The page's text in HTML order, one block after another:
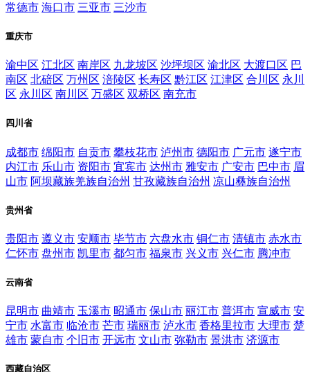
常德市 海口市 三亚市 三沙市
重庆市
渝中区 江北区 南岸区 九龙坡区 沙坪坝区 渝北区 大渡口区 巴
南区 北碚区 万州区 涪陵区 长寿区 黔江区 江津区 合川区 永川
区 永川区 南川区 万盛区 双桥区 南充市
四川省
成都市 绵阳市 自贡市 攀枝花市 泸州市 德阳市 广元市 遂宁市
内江市 乐山市 资阳市 宜宾市 达州市 雅安市 广安市 巴中市 眉
山市 阿坝藏族羌族自治州 甘孜藏族自治州 凉山彝族自治州
贵州省
贵阳市 遵义市 安顺市 毕节市 六盘水市 铜仁市 清镇市 赤水市
仁怀市 盘州市 凯里市 都匀市 福泉市 兴义市 兴仁市 腾冲市
云南省
昆明市 曲靖市 玉溪市 昭通市 保山市 丽江市 普洱市 宣威市 安
宁市 水富市 临沧市 芒市 瑞丽市 泸水市 香格里拉市 大理市 楚
雄市 蒙自市 个旧市 开远市 文山市 弥勒市 景洪市 济源市
西藏自治区